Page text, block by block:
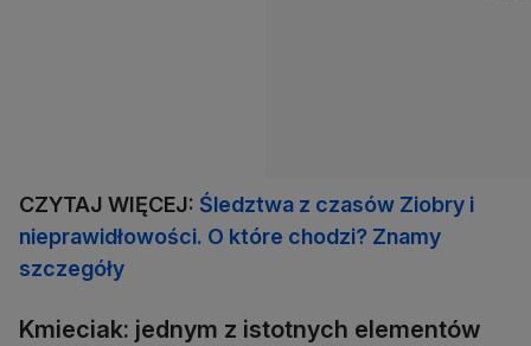
CZYTAJ WIĘCEJ: Śledztwa z czasów Ziobry i
nieprawidłowości. O które chodzi? Znamy
szczegóły
Kmieciak: jednym z istotnych elementów